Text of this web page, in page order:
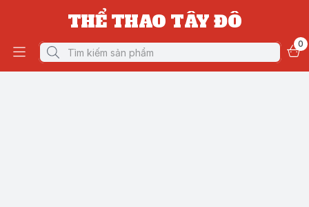
THỂ THAO TÂY ĐÔ
0